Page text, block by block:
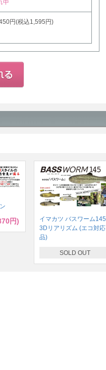
中
円(税込1,595円)
円)
イマカツ バスワーム145
3Dリアリズム (エコ対応
品)
SOLD OUT